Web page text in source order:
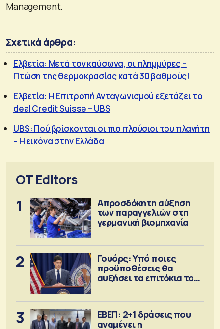
Management.
Σχετικά άρθρα:
Ελβετία: Μετά τον καύσωνα, οι πλημμύρες –
Πτώση της θερμοκρασίας κατά 30 βαθμούς!
Ελβετία: Η Επιτροπή Ανταγωνισμού εξετάζει το
deal Credit Suisse – UBS
UBS: Πού βρίσκονται οι πιο πλούσιοι του πλανήτη
– Η εικόνα στην Ελλάδα
OT Editors
1
Απροσδόκητη αύξηση
των παραγγελιών στη
γερμανική βιομηχανία
2
Γουόρς: Υπό ποιες
προϋποθέσεις θα
αυξήσει τα επιτόκια τον
3
ΕΒΕΠ: 2+1 δράσεις που
αναμένει η